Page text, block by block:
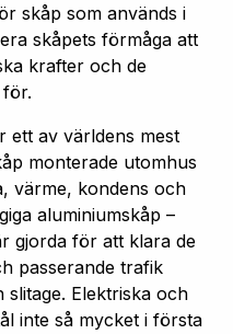
skåp som används i
skåpets förmåga att
krafter och de
ett av världens mest
monterade utomhus
värme, kondens och
aluminiumskåp –
gjorda för att klara de
passerande trafik
Elektriska och
inte så mycket i första